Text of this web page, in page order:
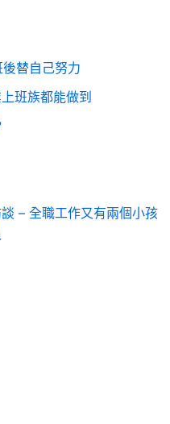
替自己努力
班族都能做到
– 全職工作又有兩個小孩